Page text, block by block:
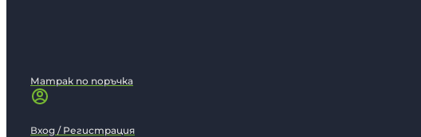
Матрак по поръчка
Вход / Регистрация